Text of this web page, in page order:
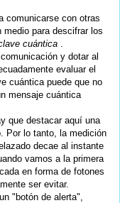
comunicarse con otras
para descifrar los
cuántica
y dotar al
evaluarel
cuántica puede que no
mensaje cuántica
que destacar aquí una
Por lo tanto, la medición
decae al instante
vamos a la primera
en forma de fotones
ser evitar.
"botón de alerta",